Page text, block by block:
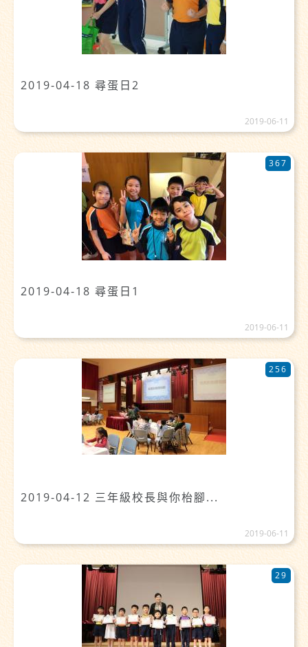
2019-04-18 尋蛋日2
2019-06-11
2019-04-18 尋蛋日1
367
2019-06-11
2019-04-12 三年級校長與你枱腳...
256
2019-06-11
29